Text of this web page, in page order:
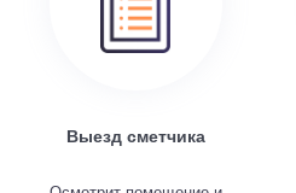
Выезд сметчика